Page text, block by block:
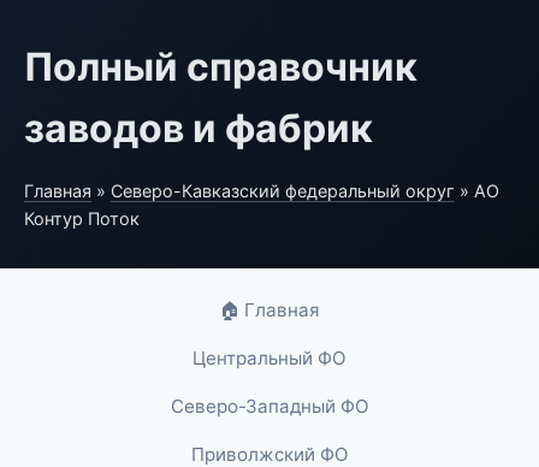
Полный справочник
заводов и фабрик
Главная » Северо-Кавказский федеральный округ » АО
Контур Поток
🏠 Главная
Центральный ФО
Северо-Западный ФО
Приволжский ФО